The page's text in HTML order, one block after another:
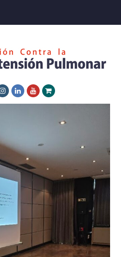
Instagram
LinkedInYoutube
Xing